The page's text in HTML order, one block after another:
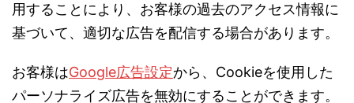
用することにより、お客様の過去のアクセス情報に
基づいて、適切な広告を配信する場合があります。
お客様はGoogle広告設定から、Cookieを使用した
パーソナライズ広告を無効にすることができます。